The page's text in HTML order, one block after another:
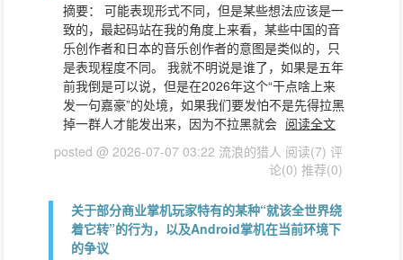
摘要： 可能表现形式不同，但是某些想法应该是一
致的，最起码站在我的角度上来看，某些中国的音
乐创作者和日本的音乐创作者的意图是类似的，只
是表现程度不同。 我就不明说是谁了，如果是五年
前我倒是可以说，但是在2026年这个“干点啥上来
发一句嘉豪”的处境，如果我们要发怕不是先得拉黑
掉一群人才能发出来，因为不拉黑就会 阅读全文
posted @ 2026-07-07 03:22 流浪的猎人 阅读(7) 评
论(0) 推荐(0)
关于部分商业掌机玩家特有的某种“就该全世界绕
着它转”的行为，以及Android掌机在当前环境下
的争议